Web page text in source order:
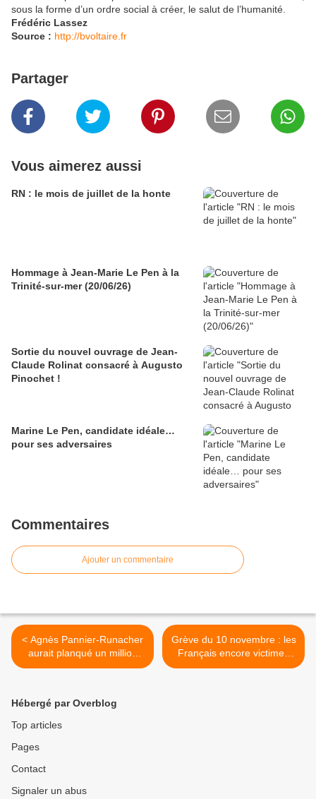
sous la forme d’un ordre social à créer, le salut de l’humanité.
Frédéric Lassez
Source : http://bvoltaire.fr
Partager
Vous aimerez aussi
RN : le mois de juillet de la honte
Hommage à Jean-Marie Le Pen à la
Trinité-sur-mer (20/06/26)
Sortie du nouvel ouvrage de Jean-
Claude Rolinat consacré à Augusto
Pinochet !
Marine Le Pen, candidate idéale…
pour ses adversaires
Commentaires
Ajouter un commentaire
< Agnès Pannier-Runacher
aurait planqué un million
d'euros dans un paradis
Grève du 10 novembre : les
Français encore victimes
des communistes de la
Hébergé par Overblog
Top articles
Pages
Contact
Signaler un abus